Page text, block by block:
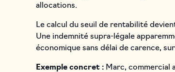
allocations.
Le calcul du seuil de rentabilité
Une indemnité supra-légale
économique sans délai de carence,
Exemple concret : Marc, commercial